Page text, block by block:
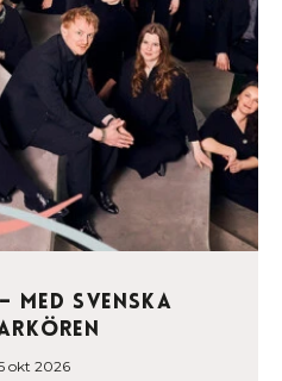
med Svenska
okt 2026